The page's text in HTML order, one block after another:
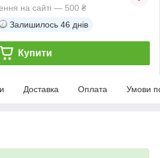
на сайті — 500 ₴
Залишилось 46 днів
Купити
Доставка Оплата Умови